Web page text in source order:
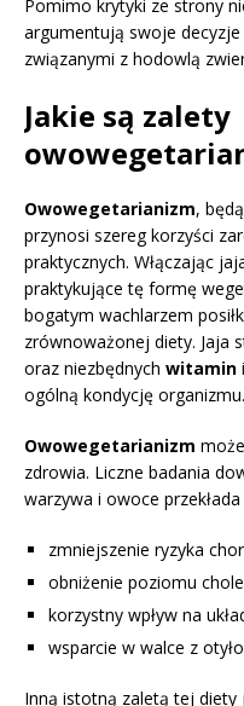
Pomimo krytyki ze strony
argumentują swoje decyzje
związanymi z hodowlą
Jakie są zalety
Owowegetarianizm,
przynosi szereg korzyści
praktycznych. Włączając
praktykujące tę formę
bogatym wachlarzem
zrównoważonej diety. Jaja
oraz niezbędnych witamin i
ogólną kondycję organizmu.
Owowegetarianizm
zdrowia. Liczne badania
warzywa i owoce przekłada
zmniejszenie ryzyka
obniżenie poziomu
korzystny wpływ na
wsparcie w walce z
Inną istotną zaletą tej